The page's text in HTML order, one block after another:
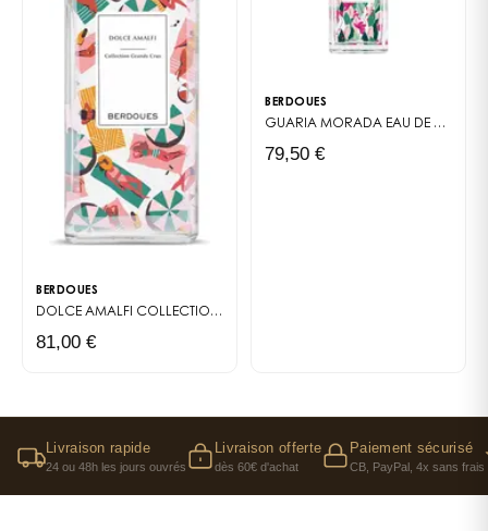
BERDOUES
DOLCE AMALFI COLLECTION GRANDS CRUS
81,00 €
BERDOUES
GUARIA MORADA EAU DE PARFUM
79,50 €
Livraison rapide
24 ou 48h les jours ouvrés
Livraison offerte
dès 60€ d'achat
Paiement sécurisé
CB, PayPal, 4x sans frais